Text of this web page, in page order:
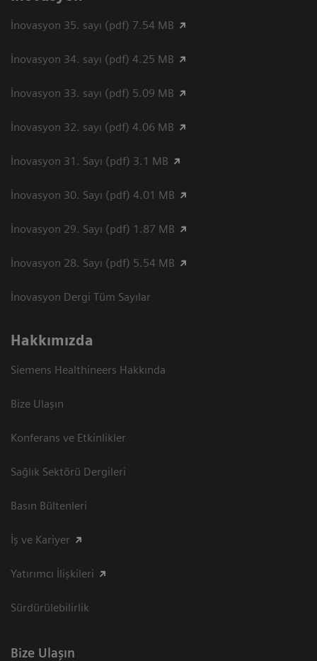
İnovasyon 35. sayı (pdf) 7.54 MB
İnovasyon 34. sayı (pdf) 4.25 MB
İnovasyon 33. sayı (pdf) 5.09 MB
İnovasyon 32. sayı (pdf) 4.06 MB
İnovasyon 31. Sayı (pdf) 3.1 MB
İnovasyon 30. Sayı (pdf) 4.01 MB
İnovasyon 29. Sayı (pdf) 1.87 MB
İnovasyon 28. Sayı (pdf) 5.54 MB
İnovasyon Dergi Tüm Sayılar
Hakkımızda
Siemens Healthineers Hakkında
Bize Ulaşın
Konferans ve Etkinlikler
Sağlık Sektörü Dergileri
Basın Bültenleri
İş ve Kariyer
Yatırımcı İlişkileri
Sürdürülebilirlik
Bize Ulaşın